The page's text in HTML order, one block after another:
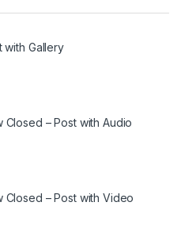
with Gallery
Closed – Post with Audio
Closed – Post with Video